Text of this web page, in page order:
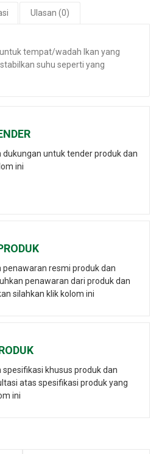
Ulasan (0)
tempat/wadah Ikan yang
suhu seperti yang
untuk tender produk dan
ini
resmi produk dan
penawaran dari produk dan
silahkan klik kolom ini
khusus produk dan
atas spesifikasi produk yang
ini